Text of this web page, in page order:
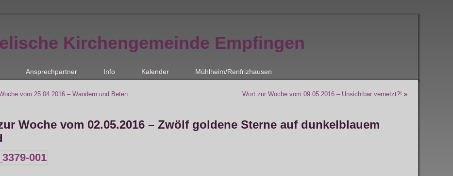
Kirchengemeinde Empfingen
Ansprechpartner Info Kalender Mühlheim/Renfrizhausen
vom 25.04.2016 – Wandern und Beten Wort zur Woche vom 09.05.2016 – Unsichtbar vernetzt?! »
Woche vom 02.05.2016 – Zwölf goldene Sterne auf dunkelblauem